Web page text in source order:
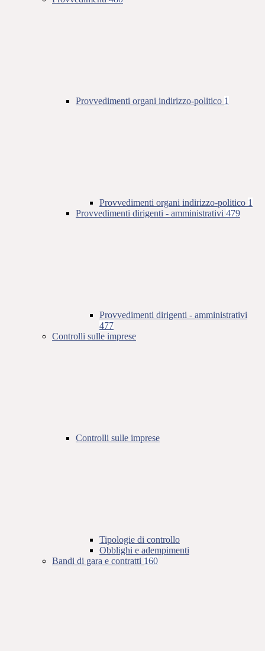
Provvedimenti organi indirizzo-politico 1
Provvedimenti organi indirizzo-politico 1
Provvedimenti dirigenti - amministrativi 479
Provvedimenti dirigenti - amministrativi
477
Controlli sulle imprese
Controlli sulle imprese
Tipologie di controllo
Obblighi e adempimenti
Bandi di gara e contratti 160